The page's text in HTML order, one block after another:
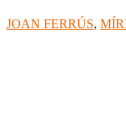
JOAN FERRÚS,